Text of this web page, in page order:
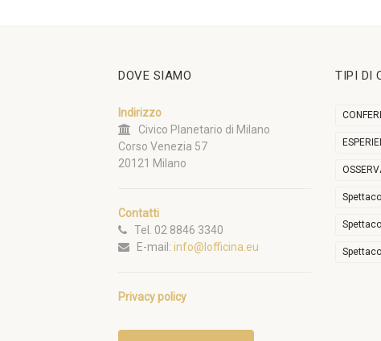
DOVE SIAMO
Indirizzo
Civico Planetario di Milano
Corso Venezia 57
20121 Milano
Contatti
Tel. 02 8846 3340
E-mail: info@lofficina.eu
Privacy policy
TIPI DI